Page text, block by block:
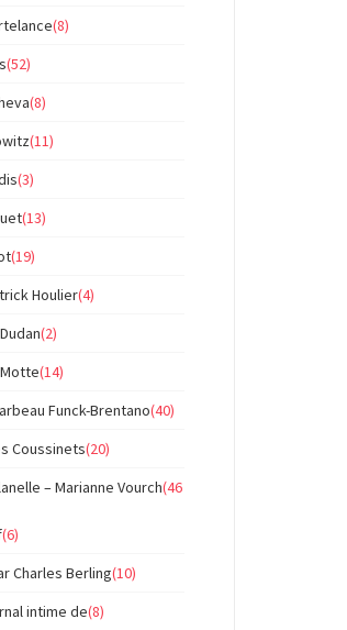
(8)
(52)
(8)
(11)
(3)
(13)
(19)
Houlier(4)
(2)
(14)
Funck-Brentano(40)
Coussinets(20)
– Marianne Vourch(46
(6)
Charles Berling(10)
intime de(8)